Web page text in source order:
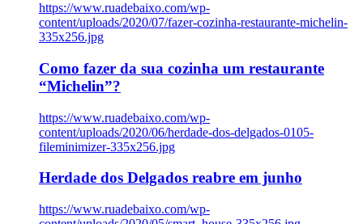
https://www.ruadebaixo.com/wp-
content/uploads/2020/07/fazer-cozinha-restaurante-michelin-
335x256.jpg
Como fazer da sua cozinha um restaurante
“Michelin”?
https://www.ruadebaixo.com/wp-
content/uploads/2020/06/herdade-dos-delgados-0105-
fileminimizer-335x256.jpg
Herdade dos Delgados reabre em junho
https://www.ruadebaixo.com/wp-